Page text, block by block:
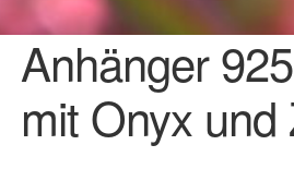
Impressum
Anhänger
mit Onyx und